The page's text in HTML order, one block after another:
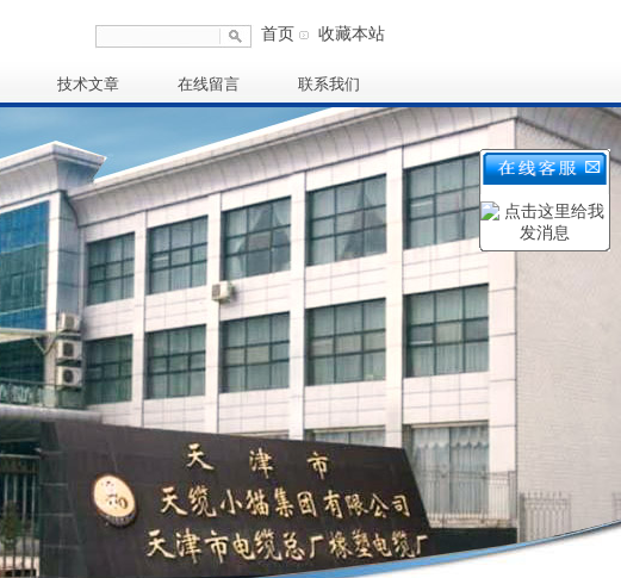
首页 收藏本站
技术文章 在线留言 联系我们